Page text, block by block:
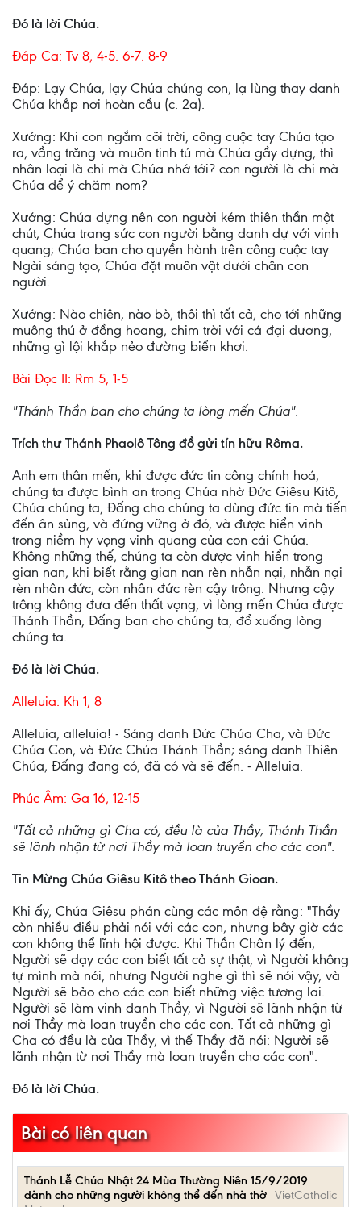
Ðó là lời Chúa.
Ðáp Ca: Tv 8, 4-5. 6-7. 8-9
Ðáp: Lạy Chúa, lạy Chúa chúng con, lạ lùng thay danh
Chúa khắp nơi hoàn cầu (c. 2a).
Xướng: Khi con ngắm cõi trời, công cuộc tay Chúa tạo
ra, vầng trăng và muôn tinh tú mà Chúa gầy dựng, thì
nhân loại là chi mà Chúa nhớ tới? con người là chi mà
Chúa để ý chăm nom?
Xướng: Chúa dựng nên con người kém thiên thần một
chút, Chúa trang sức con người bằng danh dự với vinh
quang; Chúa ban cho quyền hành trên công cuộc tay
Ngài sáng tạo, Chúa đặt muôn vật dưới chân con
người.
Xướng: Nào chiên, nào bò, thôi thì tất cả, cho tới những
muông thú ở đồng hoang, chim trời với cá đại dương,
những gì lội khắp nẻo đường biển khơi.
Bài Ðọc II: Rm 5, 1-5
"Thánh Thần ban cho chúng ta lòng mến Chúa".
Trích thư Thánh Phaolô Tông đồ gửi tín hữu Rôma.
Anh em thân mến, khi được đức tin công chính hoá,
chúng ta được bình an trong Chúa nhờ Ðức Giêsu Kitô,
Chúa chúng ta, Ðấng cho chúng ta dùng đức tin mà tiến
đến ân sủng, và đứng vững ở đó, và được hiển vinh
trong niềm hy vọng vinh quang của con cái Chúa.
Không những thế, chúng ta còn được vinh hiển trong
gian nan, khi biết rằng gian nan rèn nhẫn nại, nhẫn nại
rèn nhân đức, còn nhân đức rèn cậy trông. Nhưng cậy
trông không đưa đến thất vọng, vì lòng mến Chúa được
Thánh Thần, Ðấng ban cho chúng ta, đổ xuống lòng
chúng ta.
Ðó là lời Chúa.
Alleluia: Kh 1, 8
Alleluia, alleluia! - Sáng danh Ðức Chúa Cha, và Ðức
Chúa Con, và Ðức Chúa Thánh Thần; sáng danh Thiên
Chúa, Ðấng đang có, đã có và sẽ đến. - Alleluia.
Phúc Âm: Ga 16, 12-15
"Tất cả những gì Cha có, đều là của Thầy; Thánh Thần
sẽ lãnh nhận từ nơi Thầy mà loan truyền cho các con".
Tin Mừng Chúa Giêsu Kitô theo Thánh Gioan.
Khi ấy, Chúa Giêsu phán cùng các môn đệ rằng: "Thầy
còn nhiều điều phải nói với các con, nhưng bây giờ các
con không thể lĩnh hội được. Khi Thần Chân lý đến,
Người sẽ dạy các con biết tất cả sự thật, vì Người không
tự mình mà nói, nhưng Người nghe gì thì sẽ nói vậy, và
Người sẽ bảo cho các con biết những việc tương lai.
Người sẽ làm vinh danh Thầy, vì Người sẽ lãnh nhận từ
nơi Thầy mà loan truyền cho các con. Tất cả những gì
Cha có đều là của Thầy, vì thế Thầy đã nói: Người sẽ
lãnh nhận từ nơi Thầy mà loan truyền cho các con".
Ðó là lời Chúa.
Bài có liên quan
Thánh Lễ Chúa Nhật 24 Mùa Thường Niên 15/9/2019
dành cho những người không thể đến nhà thờ VietCatholic